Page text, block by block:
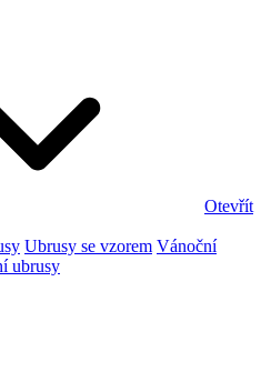
Otevřít
Ubrusy se vzorem Vánoční
ubrusy